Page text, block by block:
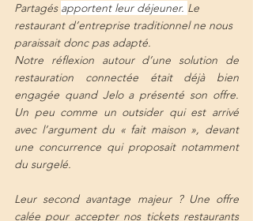
Partagés apportent leur déjeuner. Le
restaurant d’entreprise traditionnel ne nous
paraissait donc pas adapté.
Notre réflexion autour d’une solution de
restauration connectée était déjà bien
engagée quand Jelo a présenté son offre.
Un peu comme un outsider qui est arrivé
avec l’argument du « fait maison », devant
une concurrence qui proposait notamment
du surgelé.
Leur second avantage majeur ? Une offre
calée pour accepter nos tickets restaurants